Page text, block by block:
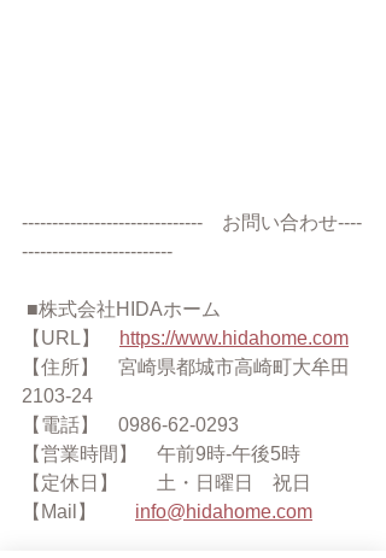
------------------------------　お問い合わせ----
-------------------------
■株式会社HIDAホーム
【URL】
https://www.hidahome.com
【住所】　宮崎県都城市高崎町大牟田
2103-24
【電話】　0986-62-0293
【営業時間】　午前9時-午後5時
【定休日】　　土・日曜日　祝日
【Mail】 info@hidahome.com